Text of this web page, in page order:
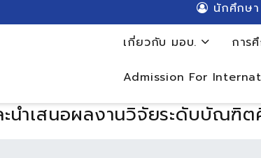
นักศึกษา
เกี่ยวกับ มอบ. การ
Admission For
ะนำเสนอผลงานวิจัยระดับบัณ